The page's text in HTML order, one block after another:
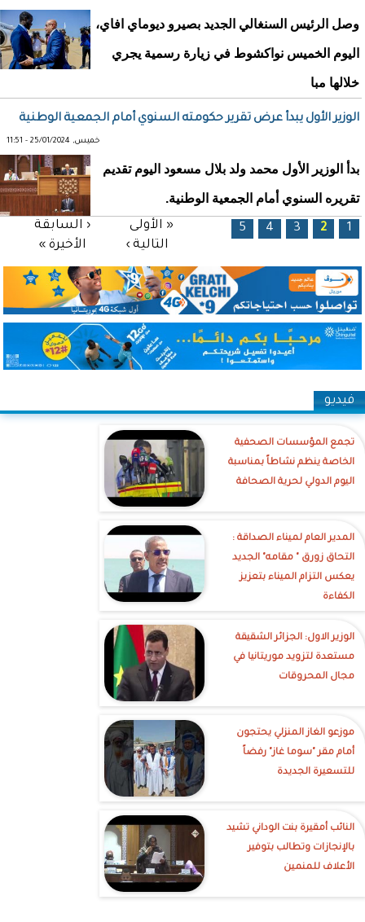
وصل الرئيس السنغالي الجديد بصيرو ديوماي افاي،
اليوم الخميس نواكشوط في زيارة رسمية يجري
خلالها مبا
الوزير الأول يبدأ عرض تقرير حكومته السنوي أمام الجمعية الوطنية
خميس, 25/01/2024 - 11:51
بدأ الوزير الأول محمد ولد بلال مسعود اليوم تقديم
تقريره السنوي أمام الجمعية الوطنية.
الصفحات
« الأولى ‹ السابقة 1
2
3
4
5
التالية ›
الأخيرة »
فيديو
تجمع المؤسسات الصحفية
الخاصة ينظم نشاطاً بمناسبة
اليوم الدولي لحرية الصحافة
‎المدير العام لميناء الصداقة :
التحاق زورق " مقامه" الجديد
يعكس التزام الميناء بتعزيز
الكفاءة
الوزير الاول: الجزائر الشقيقة
مستعدة لتزويد موريتانيا في
مجال المحروقات
موزعو الغاز المنزلي يحتجون
أمام مقر "سوما غاز" رفضاً
للتسعيرة الجديدة
النائب أمقيرة بنت الوداني تشيد
بالإنجازات وتطالب بتوفير
الأعلاف للمنمين